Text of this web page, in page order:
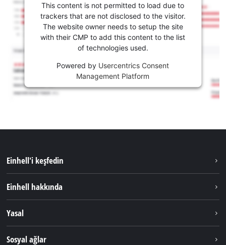
This content is not permitted to load due to
trackers that are not disclosed to the visitor.
The website owner needs to setup the site
with their CMP to add this content to the list
of technologies used.
Powered by Usercentrics Consent
Management Platform
Einhell'i keşfedin
Hizmetler
Einhell hakkında
Yasal
Sosyal ağlar